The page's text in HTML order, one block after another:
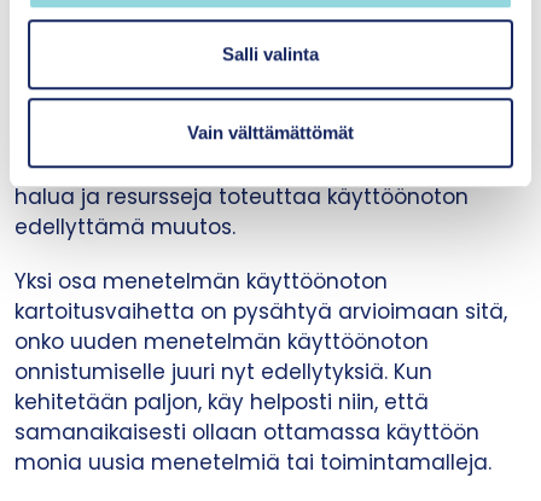
Salli valinta
Vain välttämättömät
Uuden menetelmän käyttöönotto tarkoittaa
aina muutosta organisaation toiminta- ja
vaihtelee organisaation tilanteen mukaan.
Voidaan puhua organisaation
muutosvalmiudesta, joka tarkoittaa sen kykyä,
halua ja resursseja toteuttaa käyttöönoton
edellyttämä muutos.
Yksi osa menetelmän käyttöönoton
kartoitusvaihetta on pysähtyä arvioimaan sitä,
onko uuden menetelmän käyttöönoton
onnistumiselle juuri nyt edellytyksiä. Kun
kehitetään paljon, käy helposti niin, että
samanaikaisesti ollaan ottamassa käyttöön
monia uusia menetelmiä tai toimintamalleja.